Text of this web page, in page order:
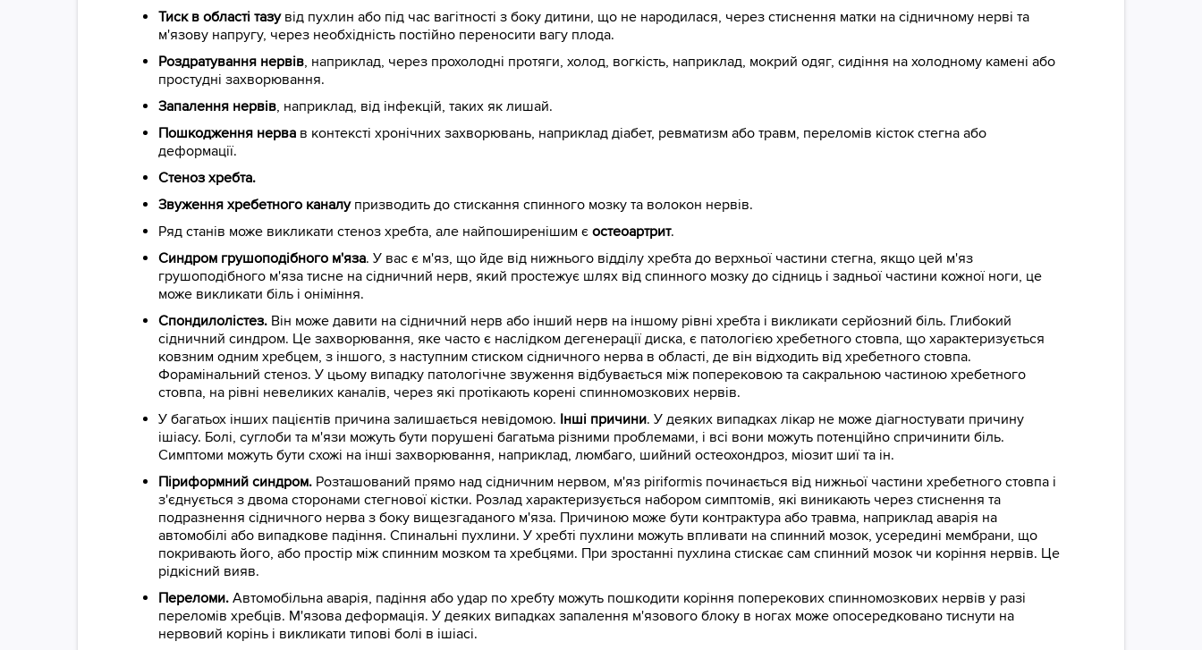
Тиск в області тазу від пухлин або під час вагітності з боку дитини, що не народилася, через стиснення матки на сідничному нерві та
м'язову напругу, через необхідність постійно переносити вагу плода.
Роздратування нервів, наприклад, через прохолодні протяги, холод, вогкість, наприклад, мокрий одяг, сидіння на холодному камені або
простудні захворювання.
Запалення нервів, наприклад, від інфекцій, таких як лишай.
Пошкодження нерва в контексті хронічних захворювань, наприклад діабет, ревматизм або травм, переломів кісток стегна або
деформації.
Стеноз хребта.
Звуження хребетного каналупризводить до стискання спинного мозку та волокон нервів.
Ряд станів може викликати стеноз хребта, але найпоширенішим є остеоартрит.
Синдром грушоподібного м'яза. У вас є м'яз, що йде від нижнього відділу хребта до верхньої частини стегна, якщо цей м'яз
грушоподібного м'яза тисне на сідничний нерв, який простежує шлях від спинного мозку до сідниць і задньої частини кожної ноги, це
може викликати біль і оніміння.
Спондилолістез. Він може давити на сідничний нерв або інший нерв на іншому рівні хребта і викликати серйозний біль. Глибокий
сідничний синдром. Це захворювання, яке часто є наслідком дегенерації диска, є патологією хребетного стовпа, що характеризується
ковзним одним хребцем, з іншого, з наступним стиском сідничного нерва в області, де він відходить від хребетного стовпа.
Форамінальний стеноз. У цьому випадку патологічне звуження відбувається між поперековою та сакральною частиною хребетного
стовпа, на рівні невеликих каналів, через які протікають корені спинномозкових нервів.
У багатьох інших пацієнтів причина залишається невідомою. Інші причини. У деяких випадках лікар не може діагностувати причину
ішіасу. Болі, суглоби та м'язи можуть бути порушені багатьма різними проблемами, і всі вони можуть потенційно спричинити біль.
Симптоми можуть бути схожі на інші захворювання, наприклад, люмбаго, шийний остеохондроз, міозит шиї та ін.
Піриформний синдром. Розташований прямо над сідничним нервом, м'яз piriformis починається від нижньої частини хребетного стовпа і
з'єднується з двома сторонами стегнової кістки. Розлад характеризується набором симптомів, які виникають через стиснення та
подразнення сідничного нерва з боку вищезгаданого м'яза. Причиною може бути контрактура або травма, наприклад аварія на
автомобілі або випадкове падіння. Спинальні пухлини. У хребті пухлини можуть впливати на спинний мозок, усередині мембрани, що
покривають його, або простір між спинним мозком та хребцями. При зростанні пухлина стискає сам спинний мозок чи коріння нервів. Це
рідкісний вияв.
Переломи. Автомобільна аварія, падіння або удар по хребту можуть пошкодити коріння поперекових спинномозкових нервів у разі
переломів хребців. М'язова деформація. У деяких випадках запалення м'язового блоку в ногах може опосередковано тиснути на
нервовий корінь і викликати типові болі в ішіасі.